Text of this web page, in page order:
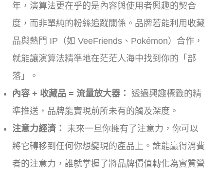
年，演算法更在乎的是內容與使用者興趣的契合
度，而非單純的粉絲追蹤關係。品牌若能利用收藏
品與熱門 IP（如 VeeFriends、Pokémon）合作，
就能讓演算法精準地在茫茫人海中找到你的「部
落」。
內容 + 收藏品 = 流量放大器： 透過興趣標籤的精
準推送，品牌能實現前所未有的觸及深度。
注意力經濟： 未來一旦你擁有了注意力，你可以
將它轉移到任何你想變現的產品上。誰能贏得消費
者的注意力，誰就掌握了將品牌價值轉化為實質營